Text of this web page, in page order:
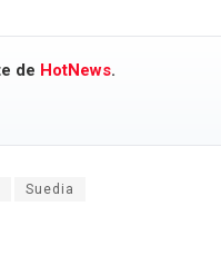
de HotNews.
Suedia